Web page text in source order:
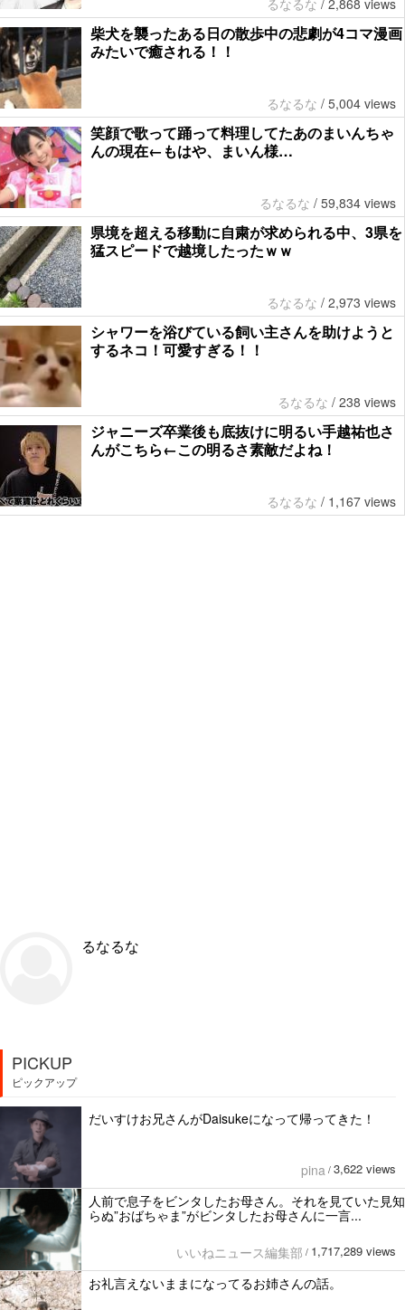
るなるな / 2,868 views
柴犬を襲ったある日の散歩中の悲劇が4コマ漫画
みたいで癒される！！
るなるな / 5,004 views
笑顔で歌って踊って料理してたあのまいんちゃ
んの現在←もはや、まいん様…
るなるな / 59,834 views
県境を超える移動に自粛が求められる中、3県を
猛スピードで越境したったｗｗ
るなるな / 2,973 views
シャワーを浴びている飼い主さんを助けようと
するネコ！可愛すぎる！！
るなるな / 238 views
ジャニーズ卒業後も底抜けに明るい手越祐也さ
んがこちら←この明るさ素敵だよね！
るなるな / 1,167 views
るなるな
PICKUP
ピックアップ
だいすけお兄さんがDaisukeになって帰ってきた！
pina / 3,622 views
人前で息子をビンタしたお母さん。それを見ていた見知
らぬ”おばちゃま”がビンタしたお母さんに一言...
いいねニュース編集部 / 1,717,289 views
お礼言えないままになってるお姉さんの話。